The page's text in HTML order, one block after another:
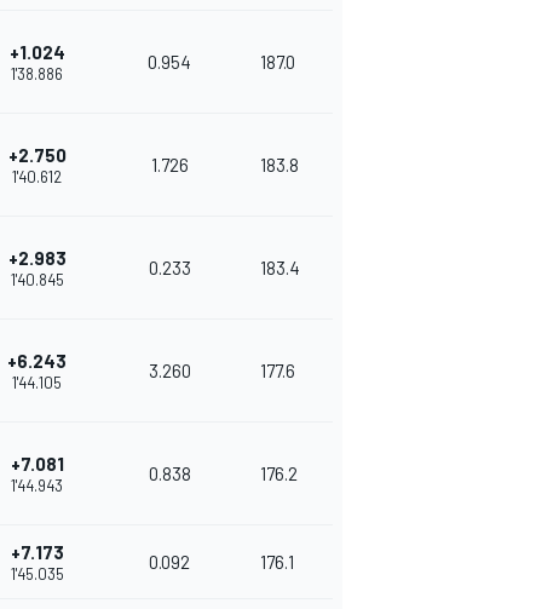
+1.024
1'38.886
0.954 187.0
+2.750
1'40.612
1.726 183.8
+2.983
1'40.845
0.233 183.4
+6.243
1'44.105
3.260 177.6
+7.081
1'44.943
0.838 176.2
+7.173
1'45.035
0.092 176.1